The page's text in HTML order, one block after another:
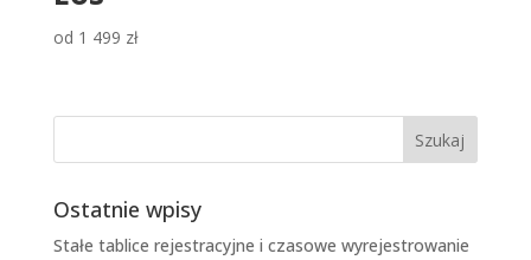
od 1 499 zł
Ostatnie wpisy
Stałe tablice rejestracyjne i czasowe wyrejestrowanie